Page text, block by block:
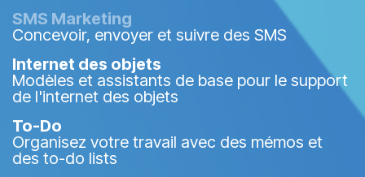
SMS Marketing
Concevoir, envoyer et suivre des SMS
Internet des objets
Modèles et assistants de base pour le support
de l'internet des objets
To-Do
Organisez votre travail avec des mémos et
des to-do lists